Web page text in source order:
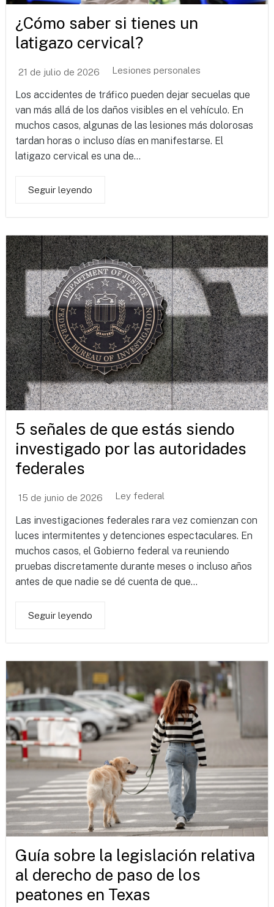
¿Cómo saber si tienes un
latigazo cervical?
21 de julio de 2026 Lesiones personales
Los accidentes de tráfico pueden dejar secuelas que
van más allá de los daños visibles en el vehículo. En
muchos casos, algunas de las lesiones más dolorosas
tardan horas o incluso días en manifestarse. El
latigazo cervical es una de...
Seguir leyendo
5 señales de que estás siendo
investigado por las autoridades
federales
15 de junio de 2026 Ley federal
Las investigaciones federales rara vez comienzan con
luces intermitentes y detenciones espectaculares. En
muchos casos, el Gobierno federal va reuniendo
pruebas discretamente durante meses o incluso años
antes de que nadie se dé cuenta de que...
Seguir leyendo
Guía sobre la legislación relativa
al derecho de paso de los
peatones en Texas